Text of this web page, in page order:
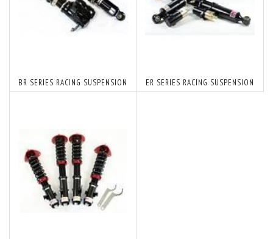
BR SERIES RACING SUSPENSION ER SERIES RACING SUSPENSION